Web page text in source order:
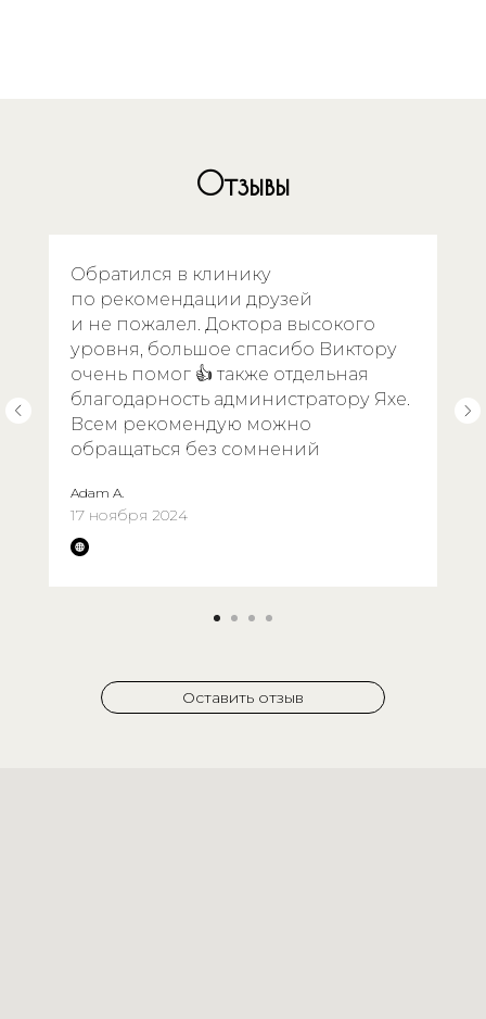
Отзывы
Обратился в клинику
по рекомендации друзей
и не пожалел. Доктора высокого
уровня, большое спасибо Виктору
очень помог 👍 также отдельная
благодарность администратору Яхе.
Всем рекомендую можно
обращаться без сомнений
Adam A.
17 ноября 2024
Оставить отзыв